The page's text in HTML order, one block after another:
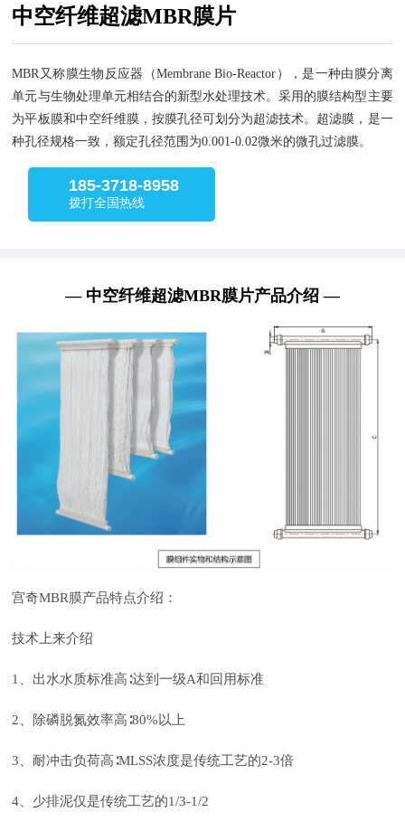
中空纤维超滤MBR膜片
MBR又称膜生物反应器（Membrane Bio-Reactor），是一种由膜分离
单元与生物处理单元相结合的新型水处理技术。采用的膜结构型主要
为平板膜和中空纤维膜，按膜孔径可划分为超滤技术。超滤膜，是一
种孔径规格一致，额定孔径范围为0.001-0.02微米的微孔过滤膜。
185-3718-8958
拨打全国热线
— 中空纤维超滤MBR膜片产品介绍 —
宫奇MBR膜产品特点介绍：
技术上来介绍
1、出水水质标准高∶达到一级A和回用标准
2、除磷脱氮效率高∶80%以上
3、耐冲击负荷高∶MLSS浓度是传统工艺的2-3倍
4、少排泥仅是传统工艺的1/3-1/2